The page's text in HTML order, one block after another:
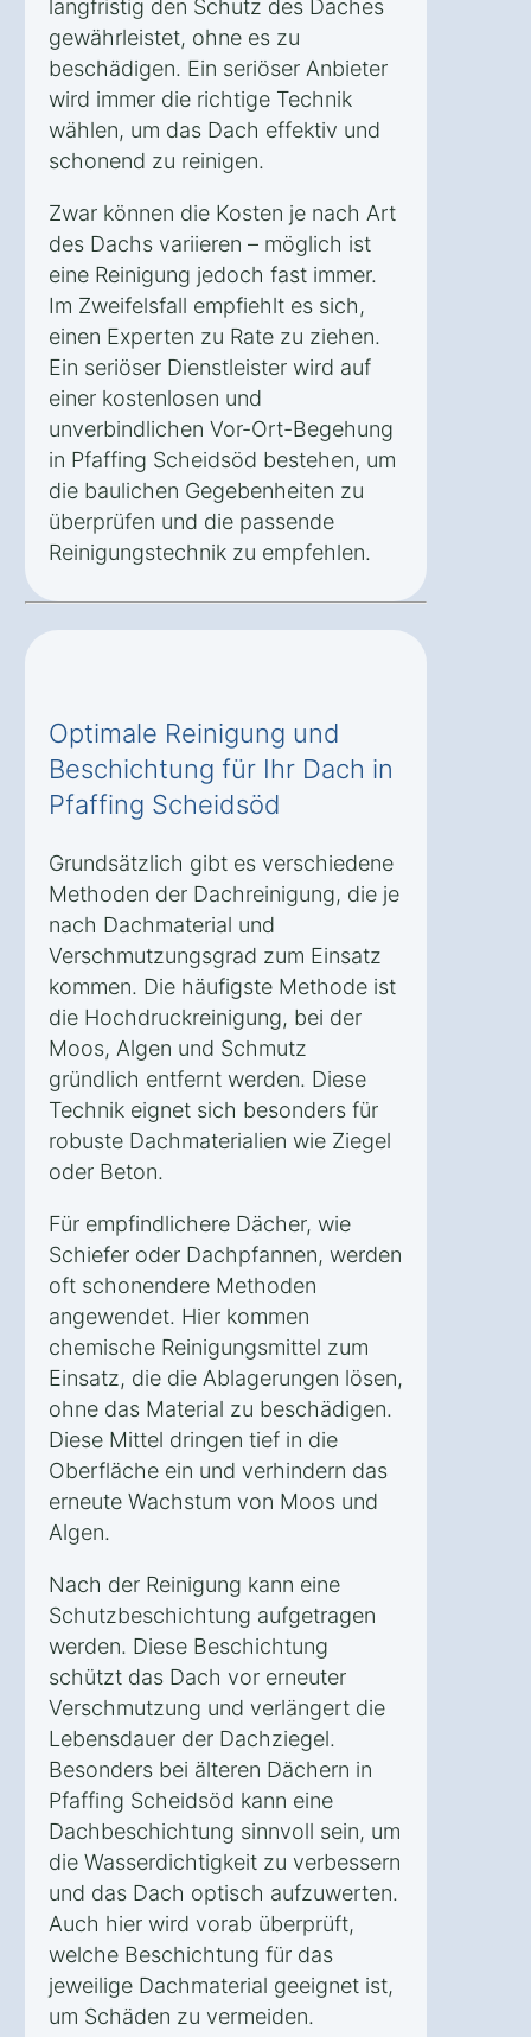
langfristig den Schutz des Daches
gewährleistet, ohne es zu
beschädigen. Ein seriöser Anbieter
wird immer die richtige Technik
wählen, um das Dach effektiv und
schonend zu reinigen.
Zwar können die Kosten je nach Art
des Dachs variieren – möglich ist
eine Reinigung jedoch fast immer.
Im Zweifelsfall empfiehlt es sich,
einen Experten zu Rate zu ziehen.
Ein seriöser Dienstleister wird auf
einer kostenlosen und
unverbindlichen Vor-Ort-Begehung
in Pfaffing Scheidsöd bestehen, um
die baulichen Gegebenheiten zu
überprüfen und die passende
Reinigungstechnik zu empfehlen.
Optimale Reinigung und
Beschichtung für Ihr Dach in
Pfaffing Scheidsöd
Grundsätzlich gibt es verschiedene
Methoden der Dachreinigung, die je
nach Dachmaterial und
Verschmutzungsgrad zum Einsatz
kommen. Die häufigste Methode ist
die Hochdruckreinigung, bei der
Moos, Algen und Schmutz
gründlich entfernt werden. Diese
Technik eignet sich besonders für
robuste Dachmaterialien wie Ziegel
oder Beton.
Für empfindlichere Dächer, wie
Schiefer oder Dachpfannen, werden
oft schonendere Methoden
angewendet. Hier kommen
chemische Reinigungsmittel zum
Einsatz, die die Ablagerungen lösen,
ohne das Material zu beschädigen.
Diese Mittel dringen tief in die
Oberfläche ein und verhindern das
erneute Wachstum von Moos und
Algen.
Nach der Reinigung kann eine
Schutzbeschichtung aufgetragen
werden. Diese Beschichtung
schützt das Dach vor erneuter
Verschmutzung und verlängert die
Lebensdauer der Dachziegel.
Besonders bei älteren Dächern in
Pfaffing Scheidsöd kann eine
Dachbeschichtung sinnvoll sein, um
die Wasserdichtigkeit zu verbessern
und das Dach optisch aufzuwerten.
Auch hier wird vorab überprüft,
welche Beschichtung für das
jeweilige Dachmaterial geeignet ist,
um Schäden zu vermeiden.